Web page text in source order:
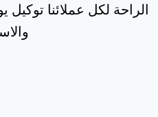
الراحة لكل عملائنا توكيل